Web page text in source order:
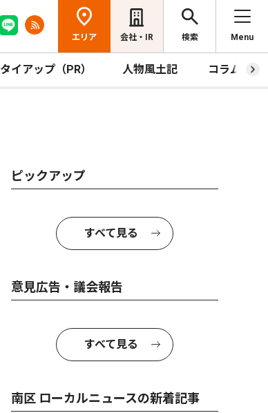
エリア 会社・IR 検索 Menu
タイアップ（PR） 人物風土記 コラム
ピックアップ
すべて見る
意見広告・議会報告
すべて見る
南区 ローカルニュースの新着記事